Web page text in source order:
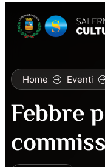
Home Eventi
Febbre